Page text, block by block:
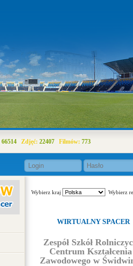
66514 Zdjęć: 22407 Filmów: 773
Wybierz kraj Wybierz
WIRTUALNY SPACER
Zespół Szkół
Centrum Kształcenia
Zawodowego w